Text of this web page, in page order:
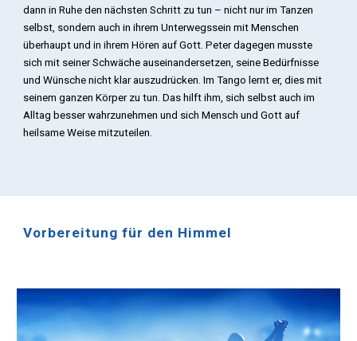
dann in Ruhe den nächsten Schritt zu tun – nicht nur im Tanzen
selbst, sondern auch in ihrem Unterwegssein mit Menschen
überhaupt und in ihrem Hören auf Gott. Peter dagegen musste
sich mit seiner Schwäche auseinandersetzen, seine Bedürfnisse
und Wünsche nicht klar auszudrücken. Im Tango lernt er, dies mit
seinem ganzen Körper zu tun. Das hilft ihm, sich selbst auch im
Alltag besser wahrzunehmen und sich Mensch und Gott auf
heilsame Weise mitzuteilen.
Vorbereitung für den Himmel